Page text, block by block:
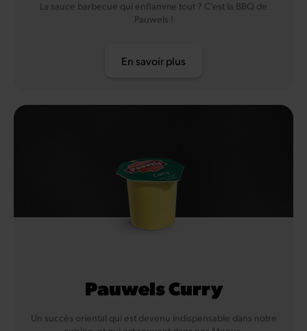
La sauce barbecue qui enflamme tout ? C'est la BBQ de
Pauwels !
En savoir plus
Pauwels Curry
Un succès oriental qui est devenu indispensable dans notre